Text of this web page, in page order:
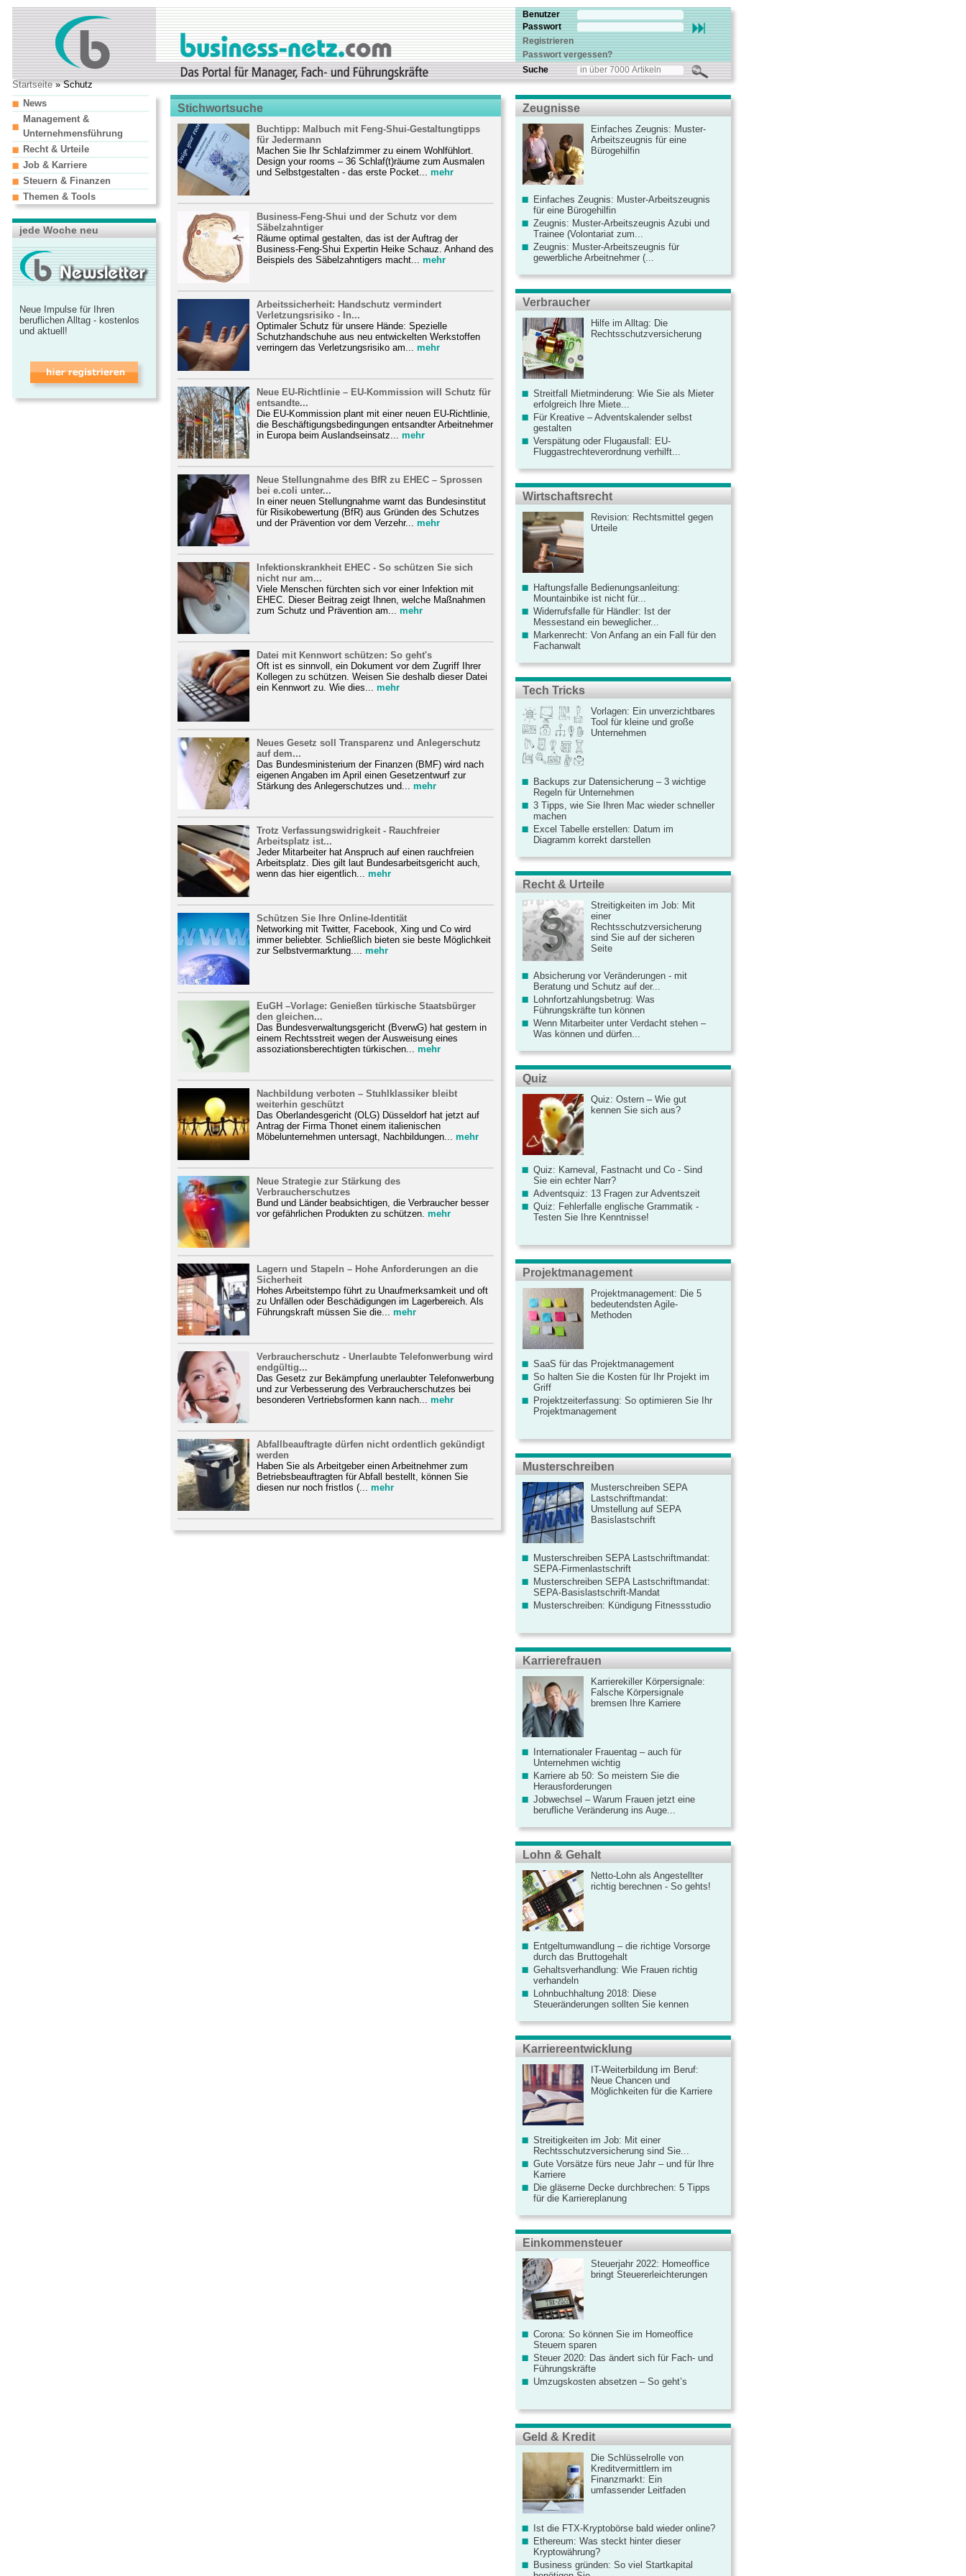
Benutzer
Passwort
Registrieren
Passwort vergessen?
Suche
Startseite» Schutz
Stichwortsuche
Buchtipp: Malbuch mit Feng-Shui-Gestaltungtipps
für Jedermann
Machen Sie Ihr Schlafzimmer zu einem Wohlfühlort.
Design your rooms – 36 Schlaf(t)räume zum Ausmalen
und Selbstgestalten - das erste Pocket...
mehr
Business-Feng-Shui und der Schutz vor dem
Säbelzahntiger
Räume optimal gestalten, das ist der Auftrag der
Business-Feng-Shui Expertin Heike Schauz. Anhand des
Beispiels des Säbelzahntigers macht...
mehr
Arbeitssicherheit: Handschutz vermindert
Verletzungsrisiko - In...
Optimaler Schutz für unsere Hände: Spezielle
Schutzhandschuhe aus neu entwickelten Werkstoffen
verringern das Verletzungsrisiko am...
mehr
Neue EU-Richtlinie – EU-Kommission will Schutz für
entsandte...
Die EU-Kommission plant mit einer neuen EU-Richtlinie,
die Beschäftigungsbedingungen entsandter Arbeitnehmer
in Europa beim Auslandseinsatz...
mehr
Neue Stellungnahme des BfR zu EHEC – Sprossen
bei e.coli unter...
In einer neuen Stellungnahme warnt das Bundesinstitut
für Risikobewertung (BfR) aus Gründen des Schutzes
und der Prävention vor dem Verzehr...
mehr
Infektionskrankheit EHEC - So schützen Sie sich
nicht nur am...
Viele Menschen fürchten sich vor einer Infektion mit
EHEC. Dieser Beitrag zeigt Ihnen, welche Maßnahmen
zum Schutz und Prävention am...
mehr
Datei mit Kennwort schützen: So geht's
Oft ist es sinnvoll, ein Dokument vor dem Zugriff Ihrer
Kollegen zu schützen. Weisen Sie deshalb dieser Datei
ein Kennwort zu. Wie dies...
mehr
Neues Gesetz soll Transparenz und Anlegerschutz
auf dem...
Das Bundesministerium der Finanzen (BMF) wird nach
eigenen Angaben im April einen Gesetzentwurf zur
Stärkung des Anlegerschutzes und...
mehr
Trotz Verfassungswidrigkeit - Rauchfreier
Arbeitsplatz ist...
Jeder Mitarbeiter hat Anspruch auf einen rauchfreien
Arbeitsplatz. Dies gilt laut Bundesarbeitsgericht auch,
wenn das hier eigentlich...
mehr
Schützen Sie Ihre Online-Identität
Networking mit Twitter, Facebook, Xing und Co wird
immer beliebter. Schließlich bieten sie beste Möglichkeit
zur Selbstvermarktung....
mehr
EuGH –Vorlage: Genießen türkische Staatsbürger
den gleichen...
Das Bundesverwaltungsgericht (BverwG) hat gestern in
einem Rechtsstreit wegen der Ausweisung eines
assoziationsberechtigten türkischen...
mehr
Nachbildung verboten – Stuhlklassiker bleibt
weiterhin geschützt
Das Oberlandesgericht (OLG) Düsseldorf hat jetzt auf
Antrag der Firma Thonet einem italienischen
Möbelunternehmen untersagt, Nachbildungen...
mehr
Neue Strategie zur Stärkung des
Verbraucherschutzes
Bund und Länder beabsichtigen, die Verbraucher besser
vor gefährlichen Produkten zu schützen. mehr
Lagern und Stapeln – Hohe Anforderungen an die
Sicherheit
Hohes Arbeitstempo führt zu Unaufmerksamkeit und oft
zu Unfällen oder Beschädigungen im Lagerbereich. Als
Führungskraft müssen Sie die...
mehr
Verbraucherschutz - Unerlaubte Telefonwerbung wird
endgültig...
Das Gesetz zur Bekämpfung unerlaubter Telefonwerbung
und zur Verbesserung des Verbraucherschutzes bei
besonderen Vertriebsformen kann nach...
mehr
Abfallbeauftragte dürfen nicht ordentlich gekündigt
werden
Haben Sie als Arbeitgeber einen Arbeitnehmer zum
Betriebsbeauftragten für Abfall bestellt, können Sie
diesen nur noch fristlos (...
mehr
News
Management &
Unternehmensführung
Recht & Urteile
Job & Karriere
Steuern & Finanzen
Themen & Tools
jede Woche neu
Neue Impulse für Ihren
beruflichen Alltag - kostenlos
und aktuell!
Zeugnisse
Einfaches Zeugnis: Muster-
Arbeitszeugnis für eine
Bürogehilfin
Einfaches Zeugnis: Muster-Arbeitszeugnis
für eine Bürogehilfin
Zeugnis: Muster-Arbeitszeugnis Azubi und
Trainee (Volontariat zum...
Zeugnis: Muster-Arbeitszeugnis für
gewerbliche Arbeitnehmer (...
Verbraucher
Hilfe im Alltag: Die
Rechtsschutzversicherung
Streitfall Mietminderung: Wie Sie als Mieter
erfolgreich Ihre Miete...
Für Kreative – Adventskalender selbst
gestalten
Verspätung oder Flugausfall: EU-
Fluggastrechteverordnung verhilft...
Wirtschaftsrecht
Revision: Rechtsmittel gegen
Urteile
Haftungsfalle Bedienungsanleitung:
Mountainbike ist nicht für...
Widerrufsfalle für Händler: Ist der
Messestand ein beweglicher...
Markenrecht: Von Anfang an ein Fall für den
Fachanwalt
Tech Tricks
Vorlagen: Ein unverzichtbares
Tool für kleine und große
Unternehmen
Backups zur Datensicherung – 3 wichtige
Regeln für Unternehmen
3 Tipps, wie Sie Ihren Mac wieder schneller
machen
Excel Tabelle erstellen: Datum im
Diagramm korrekt darstellen
Recht & Urteile
Streitigkeiten im Job: Mit
einer
Rechtsschutzversicherung
sind Sie auf der sicheren
Seite
Absicherung vor Veränderungen - mit
Beratung und Schutz auf der...
Lohnfortzahlungsbetrug: Was
Führungskräfte tun können
Wenn Mitarbeiter unter Verdacht stehen –
Was können und dürfen...
Quiz
Quiz: Ostern – Wie gut
kennen Sie sich aus?
Quiz: Karneval, Fastnacht und Co - Sind
Sie ein echter Narr?
Adventsquiz: 13 Fragen zur Adventszeit
Quiz: Fehlerfalle englische Grammatik -
Testen Sie Ihre Kenntnisse!
Projektmanagement
Projektmanagement: Die 5
bedeutendsten Agile-
Methoden
SaaS für das Projektmanagement
So halten Sie die Kosten für Ihr Projekt im
Griff
Projektzeiterfassung: So optimieren Sie Ihr
Projektmanagement
Musterschreiben
Musterschreiben SEPA
Lastschriftmandat:
Umstellung auf SEPA
Basislastschrift
Musterschreiben SEPA Lastschriftmandat:
SEPA-Firmenlastschrift
Musterschreiben SEPA Lastschriftmandat:
SEPA-Basislastschrift-Mandat
Musterschreiben: Kündigung Fitnessstudio
Karrierefrauen
Karrierekiller Körpersignale:
Falsche Körpersignale
bremsen Ihre Karriere
Internationaler Frauentag – auch für
Unternehmen wichtig
Karriere ab 50: So meistern Sie die
Herausforderungen
Jobwechsel – Warum Frauen jetzt eine
berufliche Veränderung ins Auge...
Lohn & Gehalt
Netto-Lohn als Angestellter
richtig berechnen - So gehts!
Entgeltumwandlung – die richtige Vorsorge
durch das Bruttogehalt
Gehaltsverhandlung: Wie Frauen richtig
verhandeln
Lohnbuchhaltung 2018: Diese
Steueränderungen sollten Sie kennen
Karriereentwicklung
IT-Weiterbildung im Beruf:
Neue Chancen und
Möglichkeiten für die Karriere
Streitigkeiten im Job: Mit einer
Rechtsschutzversicherung sind Sie...
Gute Vorsätze fürs neue Jahr – und für Ihre
Karriere
Die gläserne Decke durchbrechen: 5 Tipps
für die Karriereplanung
Einkommensteuer
Steuerjahr 2022: Homeoffice
bringt Steuererleichterungen
Corona: So können Sie im Homeoffice
Steuern sparen
Steuer 2020: Das ändert sich für Fach- und
Führungskräfte
Umzugskosten absetzen – So geht’s
Geld & Kredit
Die Schlüsselrolle von
Kreditvermittlern im
Finanzmarkt: Ein
umfassender Leitfaden
Ist die FTX-Kryptobörse bald wieder online?
Ethereum: Was steckt hinter dieser
Kryptowährung?
Business gründen: So viel Startkapital